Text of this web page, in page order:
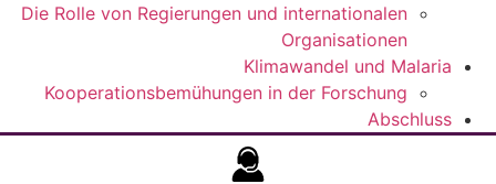
Die Rolle von Regierungen und internationalen
Organisationen
Klimawandel und Malaria
Kooperationsbemühungen in der Forschung
Abschluss